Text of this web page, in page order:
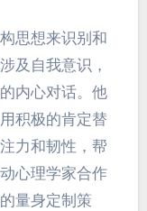
是当前的机
会抑制韧性和
消极自
思想来识别和